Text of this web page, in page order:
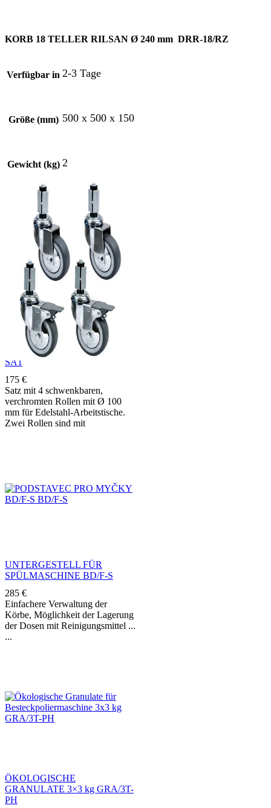
KORB 18 TELLER RILSAN Ø 240 mm DRR-18/RZ
Verfügbar in 2-3 Tage
Größe (mm) 500 x 500 x 150
Gewicht (kg) 2
Andere Produkte in der Kategorie
ROLLENSATZ FÜR
ARBEITSTISCHE RS10S4-
SA1
175 €
Satz mit 4 schwenkbaren,
verchromten Rollen mit Ø 100
mm für Edelstahl-Arbeitstische.
Zwei Rollen sind mit
UNTERGESTELL FÜR
SPÜLMASCHINE BD/F-S
285 €
Einfachere Verwaltung der
Körbe, Möglichkeit der Lagerung
der Dosen mit Reinigungsmittel ...
ÖKOLOGISCHE
GRANULATE 3×3 kg GRA/3T-
PH